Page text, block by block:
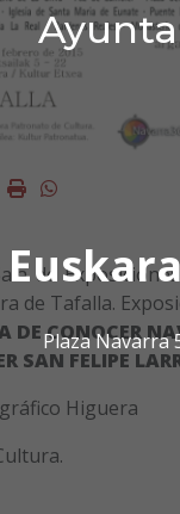
Euskara
Plaza Navarra
ImprimirWhatsapp
de
de Tafalla.
DE CONOCER
SAN FELIPE
Higuera